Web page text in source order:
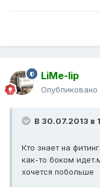
LiMe-lip
Опубликовано
В 30.07.2013 в
Кто знает на
как-то боком
хочется побольше